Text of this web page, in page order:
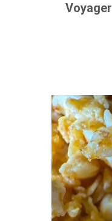
Voyager